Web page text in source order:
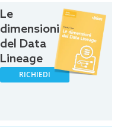
Le
dimensioni
del Data
Lineage
RICHIEDI